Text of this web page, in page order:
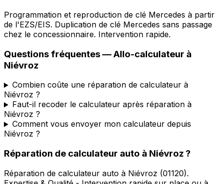
Programmation et reproduction de clé Mercedes à partir
de l'EZS/EIS. Duplication de clé Mercedes sans passage
chez le concessionnaire. Intervention rapide.
Questions fréquentes —Allo-calculateur à
Niévroz
Combien coûte une réparation de calculateur à
Niévroz ?
Faut-il recoder le calculateur après réparation à
Niévroz ?
Comment vous envoyer mon calculateur depuis
Niévroz ?
Réparation de calculateur auto à Niévroz ?
Réparation de calculateur auto à Niévroz (01120).